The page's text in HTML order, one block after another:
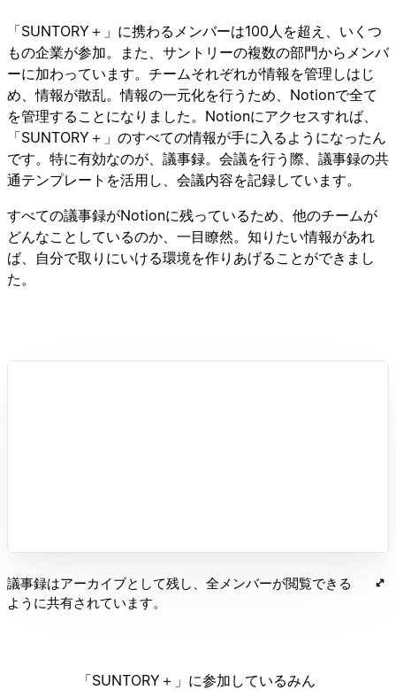
「SUNTORY＋」に携わるメンバーは100人を超え、いくつ
もの企業が参加。また、サントリーの複数の部門からメンバ
ーに加わっています。チームそれぞれが情報を管理しはじ
め、情報が散乱。情報の一元化を行うため、Notionで全て
を管理することになりました。Notionにアクセスすれば、
「SUNTORY＋」のすべての情報が手に入るようになったん
です。特に有効なのが、議事録。会議を行う際、議事録の共
通テンプレートを活用し、会議内容を記録しています。
すべての議事録がNotionに残っているため、他のチームが
どんなことしているのか、一目瞭然。知りたい情報があれ
ば、自分で取りにいける環境を作りあげることができまし
た。
議事録はアーカイブとして残し、全メンバーが閲覧できる
ように共有されています。
「SUNTORY＋」に参加しているみん